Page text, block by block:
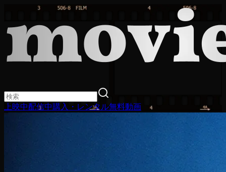
上映中配信中購入・レンタル無料動画